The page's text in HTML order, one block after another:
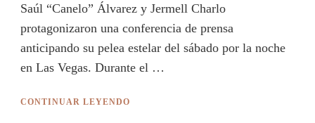
Saúl “Canelo” Álvarez y Jermell Charlo
protagonizaron una conferencia de prensa
anticipando su pelea estelar del sábado por la noche
en Las Vegas. Durante el …
CONTINUAR LEYENDO